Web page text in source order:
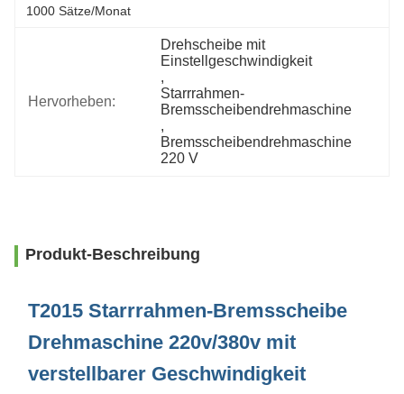
1000 Sätze/Monat
Hervorheben:
Drehscheibe mit
Einstellgeschwindigkeit
,
Starrrahmen-
Bremsscheibendrehmaschine
,
Bremsscheibendrehmaschine
220 V
Produkt-Beschreibung
T2015 Starrrahmen-Bremsscheibe
Drehmaschine 220v/380v mit
verstellbarer Geschwindigkeit